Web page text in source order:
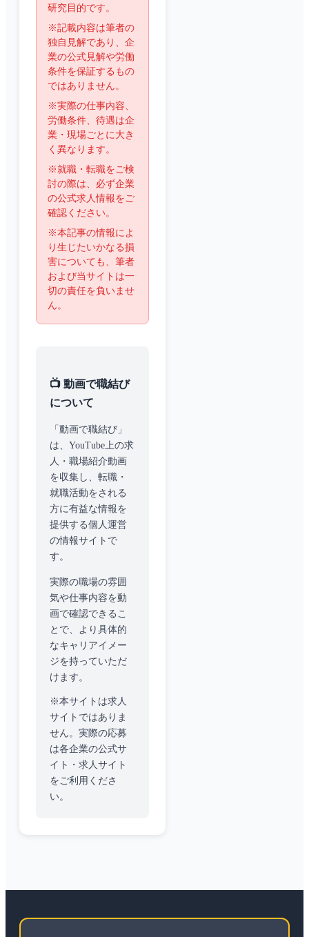
研究目的です。
※記載内容は筆者の
独自見解であり、企
業の公式見解や労働
条件を保証するもの
ではありません。
※実際の仕事内容、
労働条件、待遇は企
業・現場ごとに大き
く異なります。
※就職・転職をご検
討の際は、必ず企業
の公式求人情報をご
確認ください。
※本記事の情報によ
り生じたいかなる損
害についても、筆者
および当サイトは一
切の責任を負いませ
ん。
📺 動画で職結び
について
「動画で職結び」
は、YouTube上の求
人・職場紹介動画
を収集し、転職・
就職活動をされる
方に有益な情報を
提供する個人運営
の情報サイトで
す。
実際の職場の雰囲
気や仕事内容を動
画で確認できるこ
とで、より具体的
なキャリアイメー
ジを持っていただ
けます。
※本サイトは求人
サイトではありま
せん。実際の応募
は各企業の公式サ
イト・求人サイト
をご利用くださ
い。